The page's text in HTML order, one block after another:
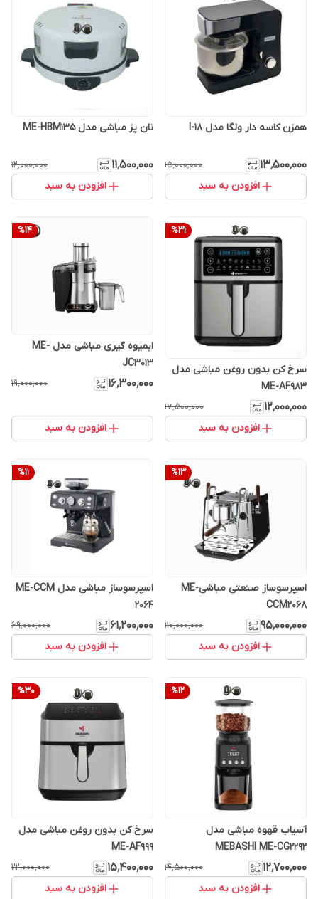
همزن کاسه دار ولگا مدل I-18
۱۳٬۵۰۰٬۰۰۰ ۱۵٬۰۰۰٬۰۰۰
افزودن به سبد
نان پز مباشی مدل ME-HBM135
۱۱٬۵۰۰٬۰۰۰ ۱۲٬۰۰۰٬۰۰۰
افزودن به سبد
%31
سرخ کن بدون روغن مباشی مدل
ME-AF983
۱۲٬۰۰۰٬۰۰۰ ۱۷٬۵۰۰٬۰۰۰
افزودن به سبد
%14
ابمیوه گیری مباشی مدل ME-
JC3013
۱۶٬۳۰۰٬۰۰۰ ۱۹٬۰۰۰٬۰۰۰
افزودن به سبد
%13
اسپرسوساز صنعتی مباشیME-
CCM2068
۹۵٬۰۰۰٬۰۰۰ ۱۱۰٬۰۰۰٬۰۰۰
افزودن به سبد
%11
اسپرسوساز مباشی مدل ME-CCM
2064
۶۱٬۲۰۰٬۰۰۰ ۶۹٬۰۰۰٬۰۰۰
افزودن به سبد
%12
آسیاب قهوه مباشی مدل
MEBASHI ME-CG2292
۱۲٬۷۰۰٬۰۰۰ ۱۴٬۵۰۰٬۰۰۰
افزودن به سبد
%30
سرخ کن بدون روغن مباشی مدل
ME-AF999
۱۵٬۴۰۰٬۰۰۰ ۲۲٬۰۰۰٬۰۰۰
افزودن به سبد